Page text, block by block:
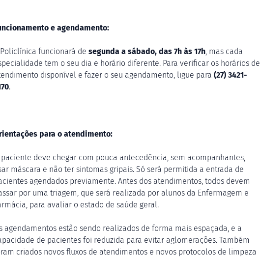
e agendamento:
funcionará de segunda a sábado, das 7h às 17h, mas cada
tem o seu dia e horário diferente. Para verificar os horários de
disponível e fazer o seu agendamento, ligue para (27) 3421-
.
para o atendimento:
paciente deve chegar com pouca antecedência, sem acompanhantes,
máscara e não ter sintomas gripais. Só será permitida a entrada de
agendados previamente. Antes dos atendimentos, todos devem
por uma triagem, que será realizada por alunos da Enfermagem e
para avaliar o estado de saúde geral.
agendamentos estão sendo realizados de forma mais espaçada, e a
de pacientes foi reduzida para evitar aglomerações. Também
criados novos fluxos de atendimentos e novos protocolos de limpeza